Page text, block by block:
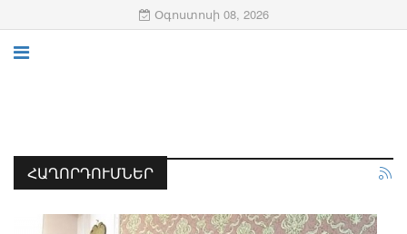
Օգոստոսի 08, 2026
ՀԱՂՈՐԴՈՒՄՆԵՐ